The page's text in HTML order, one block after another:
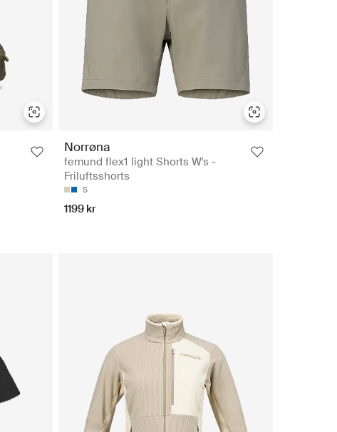
Norrøna
femund flex1 light Shorts W's -
Friluftsshorts
S
1199 kr